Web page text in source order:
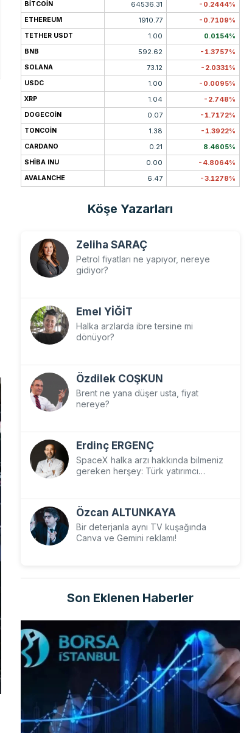
BITCOIN 64536.31 -0.2444%
ETHEREUM 1910.77 -0.7109%
TETHER USDT 1.00 0.0154%
BNB 592.62 -1.3757%
SOLANA 73.12 -2.0331%
USDC 1.00 -0.0095%
XRP 1.04 -2.748%
DOGECOIN 0.07 -1.7172%
TONCOIN 1.38 -1.3922%
CARDANO 0.21 8.4605%
SHIBA INU 0.00 -4.8064%
AVALANCHE 6.47 -3.1278%
Köşe Yazarları
Zeliha SARAÇ
Petrol fiyatları ne yapıyor, nereye
gidiyor?
Emel YİĞİT
Halka arzlarda ibre tersine mi
dönüyor?
Özdilek COŞKUN
Brent ne yana düşer usta, fiyat
nereye?
Erdinç ERGENÇ
SpaceX halka arzı hakkında bilmeniz
gereken herşey: Türk yatırımcı
Özcan ALTUNKAYA
Bir deterjanla aynı TV kuşağında
Canva ve Gemini reklamı!
Son Eklenen Haberler